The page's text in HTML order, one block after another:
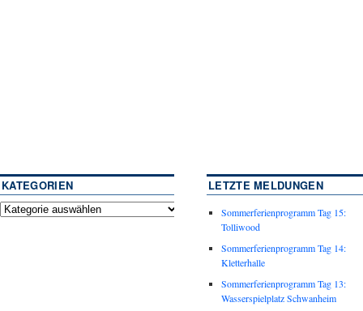
KATEGORIEN LETZTE MELDUNGEN
Sommerferienprogramm Tag 15:
Tolliwood
Sommerferienprogramm Tag 14:
Kletterhalle
Sommerferienprogramm Tag 13:
Wasserspielplatz Schwanheim